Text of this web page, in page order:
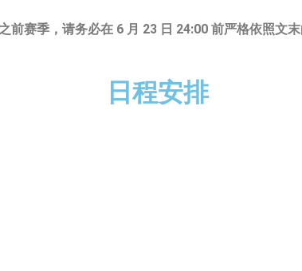
赛季，请务必在 6 月 23 日 24:00 前严格依照文末
日程安排